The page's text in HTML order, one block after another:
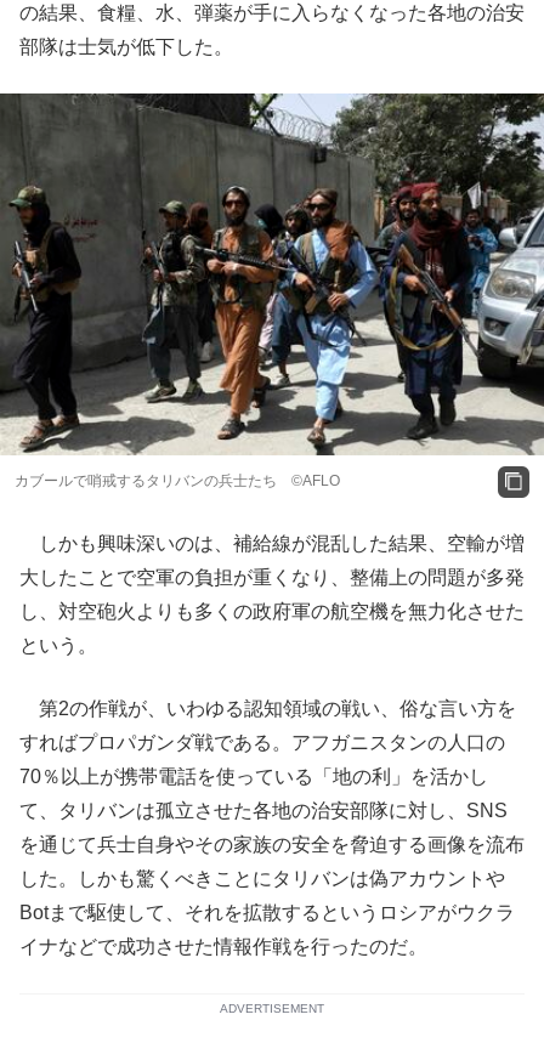
の結果、食糧、水、弾薬が手に入らなくなった各地の治安
部隊は士気が低下した。
カブールで哨戒するタリバンの兵士たち ©AFLO
しかも興味深いのは、補給線が混乱した結果、空輸が増
大したことで空軍の負担が重くなり、整備上の問題が多発
し、対空砲火よりも多くの政府軍の航空機を無力化させた
という。
第2の作戦が、いわゆる認知領域の戦い、俗な言い方を
すればプロパガンダ戦である。アフガニスタンの人口の
70％以上が携帯電話を使っている「地の利」を活かし
て、タリバンは孤立させた各地の治安部隊に対し、SNS
を通じて兵士自身やその家族の安全を脅迫する画像を流布
した。しかも驚くべきことにタリバンは偽アカウントや
Botまで駆使して、それを拡散するというロシアがウクラ
イナなどで成功させた情報作戦を行ったのだ。
ADVERTISEMENT